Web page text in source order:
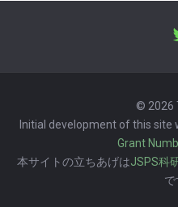
© 2026
Initial development of this site
Grant
本サイトの立ちあげはJSPS科
で